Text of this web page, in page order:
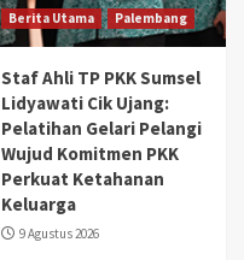
Berita Utama Palembang
Staf Ahli TP PKK Sumsel
Lidyawati Cik Ujang:
Pelatihan Gelari Pelangi
Wujud Komitmen PKK
Perkuat Ketahanan
Keluarga
9 Agustus 2026